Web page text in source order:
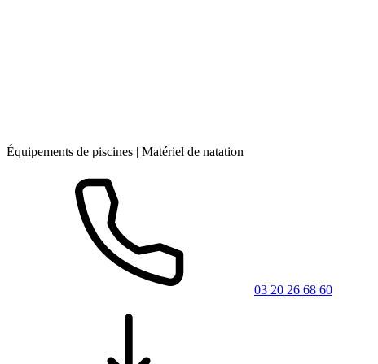
Équipements de piscines | Matériel de natation
03 20 26 68 60